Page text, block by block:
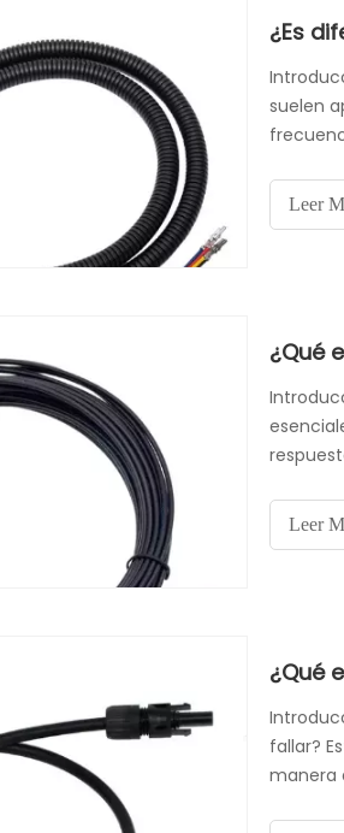
¿Es
suelen
Leer
¿Qué
Leer
¿Qué
fallar?
manera